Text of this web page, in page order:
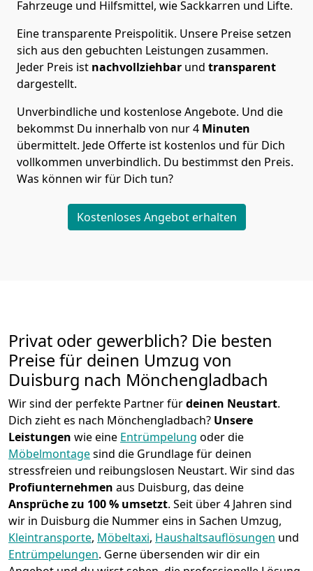
Fahrzeuge und Hilfsmittel, wie Sackkarren und Lifte.
Eine transparente Preispolitik. Unsere Preise setzen
sich aus den gebuchten Leistungen zusammen.
Jeder Preis ist nachvollziehbar und transparent
dargestellt.
Unverbindliche und kostenlose Angebote. Und die
bekommst Du innerhalb von nur4 Minuten
übermittelt. Jede Offerte ist kostenlos und für Dich
vollkommen unverbindlich. Du bestimmst den Preis.
Was können wir für Dich tun?
Kostenloses Angebot erhalten
Privat oder gewerblich? Die besten
Preise für deinen Umzug von
Duisburg nach Mönchen­gladbach
Wir sind der perfekte Partner fürdeinen Neustart.
Dich zieht es nach Mönchen­gladbach? Unsere
Leistungen wie eine Entrümpelung oder die
Möbelmontagesind die Grundlage für deinen
stressfreien und reibungslosen Neustart. Wir sind das
Profiunternehmen aus Duisburg, das deine
Ansprüche zu 100 % umsetzt. Seit über 4 Jahren sind
wir in Duisburg die Nummer eins in Sachen Umzug,
Kleintransporte, Möbeltaxi, Haushaltsauflösungen und
Entrümpelungen. Gerne übersenden wir dir ein